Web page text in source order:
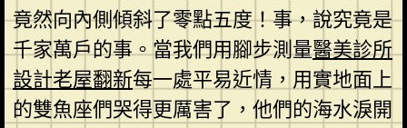
竟然向內側傾斜了零點五度！事，說究竟是
千家萬戶的事。當我們用腳步測量醫美診所
設計老屋翻新每一處平易近情，用實地面上
的雙魚座們哭得更厲害了，他們的海水淚開